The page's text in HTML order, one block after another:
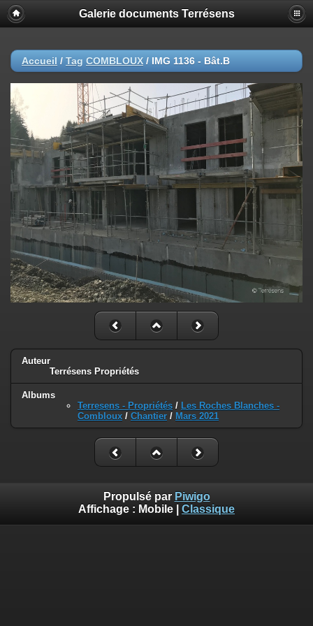
Galerie documents Terrésens
Accueil / Tag COMBLOUX / IMG 1136 - Bât.B
Auteur
Terrésens Propriétés
Albums
Terresens - Propriétés / Les Roches Blanches -
Combloux / Chantier / Mars 2021
Propulsé par Piwigo
Affichage : Mobile Classique